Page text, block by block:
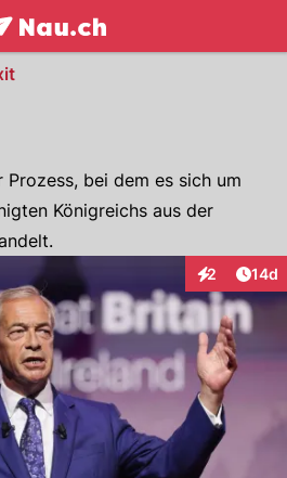
NAU.ch
bei dem es sich um
Königreichs aus der
2
Interaktionen
14d